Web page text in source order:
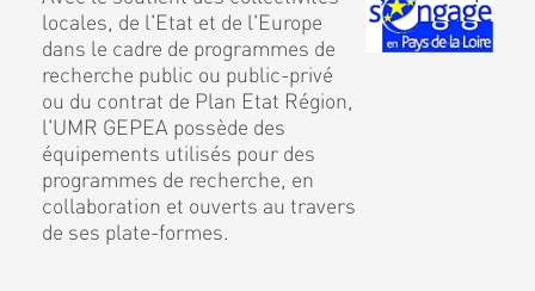
locales, de l'Etat et de l'Europe
dans le cadre de programmes de
recherche public ou public-privé
ou du contrat de Plan Etat Région,
l'UMR GEPEA possède des
équipements utilisés pour des
programmes de recherche, en
collaboration et ouverts au travers
de ses plate-formes.